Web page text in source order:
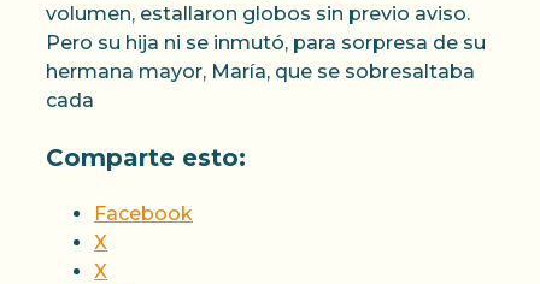
volumen, estallaron globos sin previo aviso.
Pero su hija ni se inmutó, para sorpresa de su
hermana mayor, María, que se sobresaltaba
cada
Comparte esto:
Facebook
X
X